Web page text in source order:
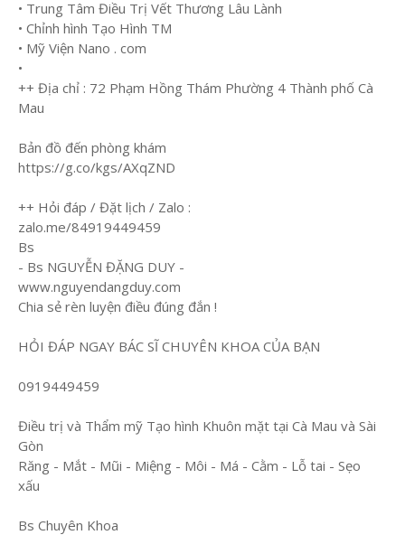
• Trung Tâm Điều Trị Vết Thương Lâu Lành
• Chỉnh hình Tạo Hình TM
• Mỹ Viện Nano . com
•
++ Địa chỉ : 72 Phạm Hồng Thám Phường 4 Thành phố Cà
Mau
Bản đồ đến phòng khám
https://g.co/kgs/AXqZND
++ Hỏi đáp / Đặt lịch / Zalo :
zalo.me/84919449459
Bs
- Bs NGUYỄN ĐẶNG DUY -
www.nguyendangduy.com
Chia sẻ rèn luyện điều đúng đắn !
HỎI ĐÁP NGAY BÁC SĨ CHUYÊN KHOA CỦA BẠN
0919449459
Điều trị và Thẩm mỹ Tạo hình Khuôn mặt tại Cà Mau và Sài
Gòn
Răng - Mắt - Mũi - Miệng - Môi - Má - Cằm - Lỗ tai - Sẹo
xấu
Bs Chuyên Khoa